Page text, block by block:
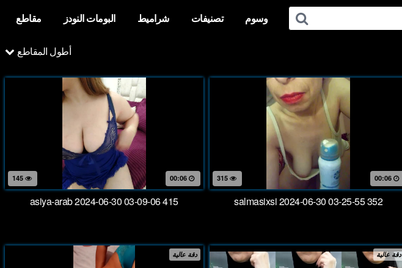
مقاطع البومات النودز شراميط تصنيفات وسوم
أطول المقاطع
00:06
asiya-arab 2024-06-30 03-09-06 415
315 00:06
salmasixsi 2024-06-30 03-25-55 352
دقة عالية دقة عالية